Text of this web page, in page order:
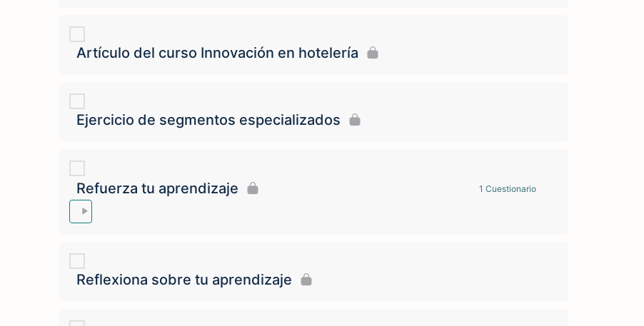
Artículo del curso Innovación en hotelería
Ejercicio de segmentos especializados
Refuerza tu aprendizaje 1 Cuestionario
Reflexiona sobre tu aprendizaje